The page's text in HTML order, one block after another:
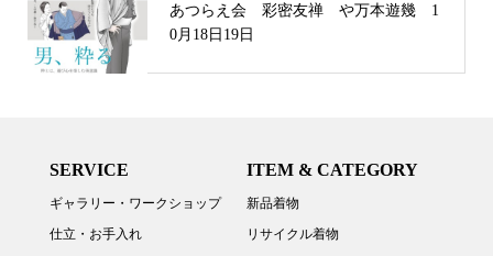
あつらえ会 彩密友禅 や万本遊幾 1
0月18日19日
SERVICE
ギャラリー・ワークショップ
仕立・お手入れ
ITEM & CATEGORY
新品着物
リサイクル着物